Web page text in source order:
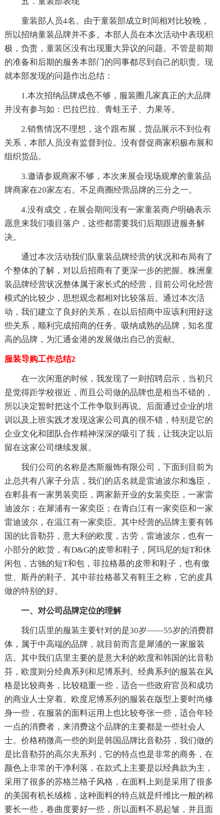
童装部人员4名。由于童装部成立时间相对比较晚，
所以招纳童装品牌并不多。本部人员在本次活动中表现积
极，负责，童装区没有出现重大异议的问题。不管是前期
的准备和后期的服务本部门的同事都尽到自己的职责。现
就本部发现的问题作出总结：
1.本次招纳品牌成色不够，服装圈几家真正的大品牌
并没有参与如：巴拉巴拉、青蛙王子、力果等。
2.销售情况不理想，这个跟布展，货品展示不到位有
关系，本部人员没有监督到位。没有督促商家积极布展和
组织货品。
3.邀请参观商家不够，本次来展会现场观摩的童装品
牌商家在20家左右。不足商圈经营品牌的三分之一。
4.没有成交，在展会期间没有一家童装商户明确表示
愿意来我们项目落户，这些都需要我们后期跟进服务解
决。
通过本次活动我们队童装品牌经营的状况和布局有了
个整体的了解，对以后招商有了更深一步的把握。株洲童
装品牌经营状况整体属于家长式的经营，目前公司化经营
模式的比较少，思想观念都相对比较落后。通过本次活
动，我们建立了良好的关系，在以后招商中应该利用好这
些关系，顺利完成招商的任务。吸纳成熟的品牌，知名度
高的品牌，为汇通金港的发展做出自己的贡献。
服装导购工作总结2
在一次闲逛的时候，我发现了一则招聘启示，当初只
是觉得距学校很近，而且公司做的品牌也是相当不错的，
所以决定暂时把这个工作争取到再说。后面通过企业的培
训以及上班实践才发现这家公司真的很不错，特别是它的
企业文化和团队合作精神深深的吸引了我，让我决定以后
留在这家公司继续发展。
我们公司的名称是杰斯服饰有限公司，下面到目前为
止总共有八家子分店，我们的店名就是雷迪波尔和逸臣，
在郫县有一家男装奕臣，两家新开业的女装奕臣，一家雷
迪波尔；在犀浦有一家奕臣；在青白江有一家奕臣和一家
雷迪波尔，在温江有一家奕臣。其中经营的品牌主要有韩
国的比音勒芬，意大利的欧度，古劳，雷迪波尔，也有一
小部分的欧货，有D&G的皮带和鞋子，阿玛尼的短T和休
闲包，古驰的短T和包，菲拉格慕的皮带和鞋子，也有傲
世、斯丹的鞋子。其中菲拉格慕又有鞋王之称，它的皮具
做的特别的好。
一、对公司品牌定位的理解
我们店里的服装主要针对的是30岁——55岁的消费群
体，属于中高端的品牌，就目前而言是犀浦的一家服装
店。其中我们店里主要的是意大利的欧度和韩国的比音勒
芬，欧度则分经典系列和尼博系列。经典系列的服装在风
格是比较商务，比较稳重一些，适合一些政府官员和成功
的商业人士穿着。欧度尼博系列的服装在版型上要时尚修
身一些，在服装的面料运用上也比较夸张一些，适合年轻
一点的消费者，来消费这个品牌的主要都是一些社会人
士。价格稍微高一些的则是韩国品牌比音勒芬，我们做的
是比音勒芬的高尔夫系列，它的特点也是非常的商务，在
颜色上非常的干净利落，在款式上主要是以经典款为主，
采用了很多的苏格兰格子风格，在面料上则是采用了很多
的美国有机长绒棉，这种面料的特点就是纤维比一般的棉
要长一些，卷曲度要好一些，所以面料不易起皱，并且面